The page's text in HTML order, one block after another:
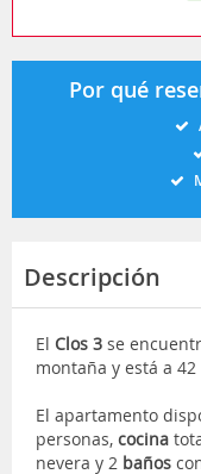
Por qué
Descripción
El Clos 3 se
montaña y está a 42
El apartamento
personas, cocina
nevera y 2 baños